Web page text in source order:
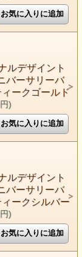
ルデザイント
バーサリーバ
ークゴールド
)
ルデザイント
バーサリーバ
ークシルバー
)